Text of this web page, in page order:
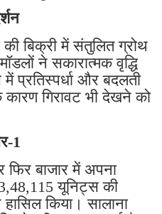
की बिक्री में संतुलित ग्रोथ
ने सकारात्मक वृद्धि
प्रतिस्पर्धा और बदलती
गिरावट भी देखने को
1
बाजार में अपना
यूनिट्स की
किया। सालाना